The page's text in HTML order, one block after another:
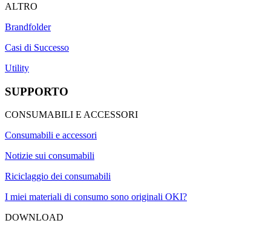
ALTRO
Brandfolder
Casi di Successo
Utility
SUPPORTO
CONSUMABILI E ACCESSORI
Consumabili e accessori
Notizie sui consumabili
Riciclaggio dei consumabili
I miei materiali di consumo sono originali OKI?
DOWNLOAD